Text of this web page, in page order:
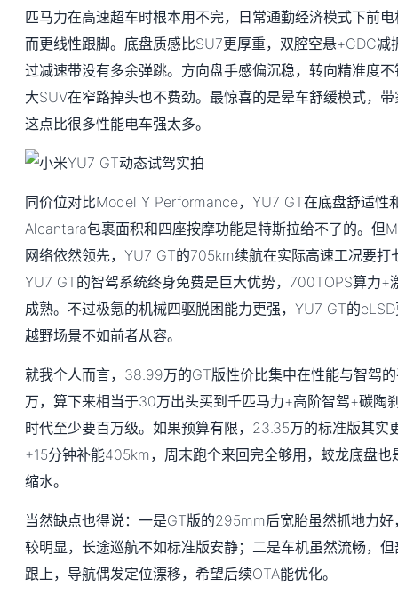
匹马力在高速超车时根本用不完，日常通勤经济模式下前
而更线性跟脚。底盘质感比SU7更厚重，双腔空悬+CDC减
过减速带没有多余弹跳。方向盘手感偏沉稳，转向精准度
大SUV在窄路掉头也不费劲。最惊喜的是晕车舒缓模式，
这点比很多性能电车强太多。
同价位对比Model Y Performance，YU7 GT在底盘舒适性
Alcantara包裹面积和四座按摩功能是特斯拉给不了的。但
网络依然领先，YU7 GT的705km续航在实际高速工况要打
YU7 GT的智驾系统终身免费是巨大优势，700TOPS算力+
成熟。不过极氪的机械四驱脱困能力更强，YU7 GT的
越野场景不如前者从容。
就我个人而言，38.99万的GT版性价比集中在性能与智驾
万，算下来相当于30万出头买到千匹马力+高阶智驾+碳陶
时代至少要百万级。如果预算有限，23.35万的标准版其实
+15分钟补能405km，周末跑个来回完全够用，蛟龙底盘
缩水。
当然缺点也得说：一是GT版的295mm后宽胎虽然抓地力
较明显，长途巡航不如标准版安静；二是车机虽然流畅，
跟上，导航偶发定位漂移，希望后续OTA能优化。